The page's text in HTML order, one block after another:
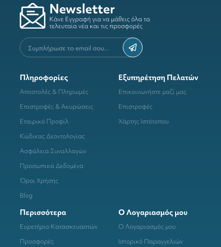
Newsletter
Κάνε Εγγραφή για να μάθεις όλα τα
τελευταία νέα και τις προσφορές
Πληροφορίες
Αποστολές & Πληρωμές
Επιστροφές & Ακυρώσεις
Εταιρικό Προφίλ
Κώδικας Δεοντολογίας
Ασφάλεια Συναλλαγών
Προσωπικά Δεδομένα
Όροι Χρήσης
Blog
Εξυπηρέτηση Πελατών
Επικοινωνήστε μαζί μας
Επιστροφές
Χάρτης Ιστότοπου
Περισσότερα
Ευρετήριο Κατασκευαστών
Προσφορές
Ο Λογαριασμός μου
Ο Λογαριασμός μου
Ιστορικό Παραγγελιών